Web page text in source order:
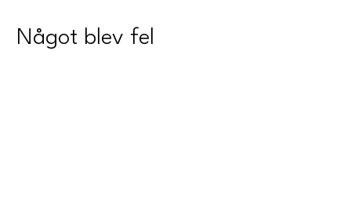
Något blev fel